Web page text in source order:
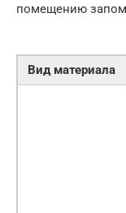
помещению
Вид материала